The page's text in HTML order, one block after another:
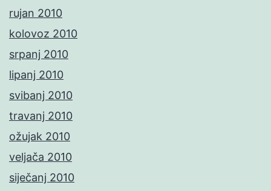
rujan 2010
kolovoz 2010
srpanj 2010
lipanj 2010
svibanj 2010
travanj 2010
ožujak 2010
veljača 2010
siječanj 2010